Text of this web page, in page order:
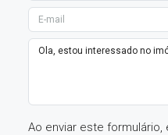
Ao enviar este